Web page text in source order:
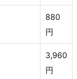
880
円
3,960
円